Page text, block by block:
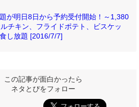
が明日8日から予約受付開始！～1,380
チキン、フライドポテト、ビスケッ
し放題 [2016/7/7]
この記事が面白かったら
ネタとぴをフォロー